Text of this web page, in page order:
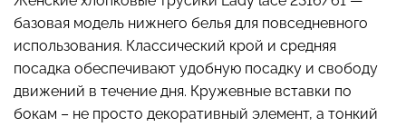
базовая модель нижнего белья для повседневного
использования. Классический крой и средняя
посадка обеспечивают удобную посадку и свободу
движений в течение дня. Кружевные вставки по
бокам – не просто декоративный элемент, а тонкий